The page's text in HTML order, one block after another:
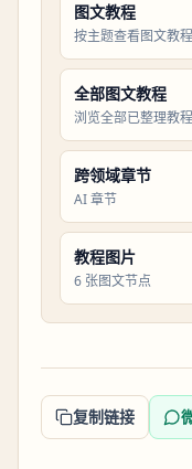
图文教程
按主题查看图文教程
全部图文教程
浏览全部已整理教程
跨领域章节
AI 章节
教程图片
6 张图文节点
复制链接